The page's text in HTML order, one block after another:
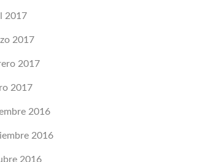
2017
2017
2017
2017
2016
2016
2016